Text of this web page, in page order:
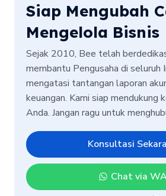
Siap Mengubah
Mengelola Bisnis
Sejak 2010, Bee telah
membantu Pengusaha di seluruh
mengatasi tantangan laporan
keuangan. Kami siap mendukung
Anda. Jangan ragu untuk
Konsultasi
Chat via